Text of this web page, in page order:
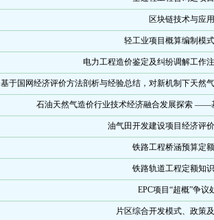
区块链技术与应用
轻工业项目概算编制模
电力工程造价鉴定及纠纷调解工作
基于国网经济评价方法剖析与经验总结，对新机制下天然
石油天然气造价行业技术经济融合发展探索 ——
油气田开发建设项目经济评
铁路工程桥涵预算定
铁路轨道工程定额知
EPC项目“超概”争议
片区综合开发模式、政策